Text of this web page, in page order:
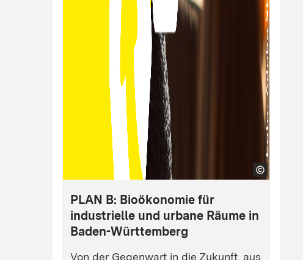
PLAN B: Bioökonomie für
industrielle und urbane Räume in
Baden-Württemberg
Von der Gegenwart in die Zukunft, aus